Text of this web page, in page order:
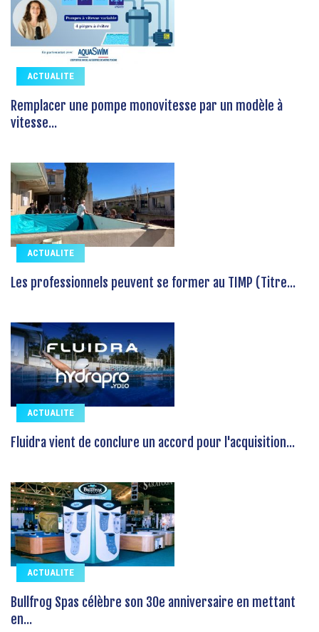
ACTUALITE
Remplacer une pompe monovitesse par un modèle à
vitesse...
ACTUALITE
Les professionnels peuvent se former au TIMP (Titre...
ACTUALITE
Fluidra vient de conclure un accord pour l'acquisition...
ACTUALITE
Bullfrog Spas célèbre son 30e anniversaire en mettant
en...